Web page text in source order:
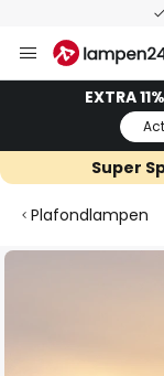
naar
EXTRA
Super
Plafondlampen
Ga